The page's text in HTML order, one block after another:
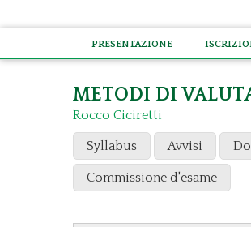
Presentazione
METODI DI
Rocco Ciciretti
Syllabus Avvisi
Commissione d'esame